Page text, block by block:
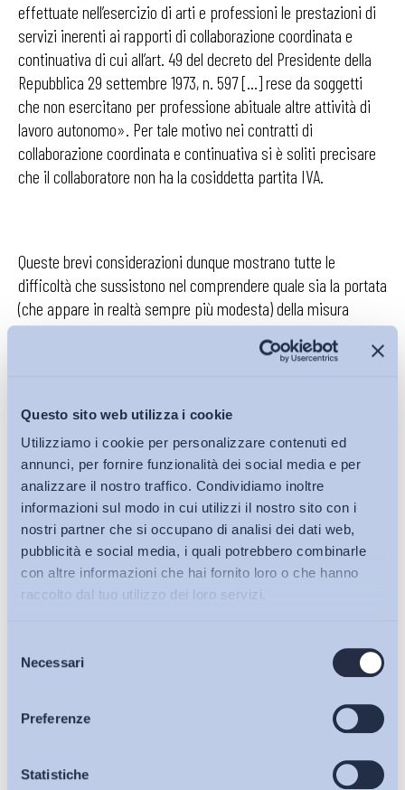
Questo sito web utilizza i cookie
Utilizziamo i cookie per personalizzare contenuti ed
annunci, per fornire funzionalità dei social media e per
analizzare il nostro traffico. Condividiamo inoltre
informazioni sul modo in cui utilizzi il nostro sito con i
nostri partner che si occupano di analisi dei dati web,
pubblicità e social media, i quali potrebbero combinarle
con altre informazioni che hai fornito loro o che hanno
raccolto dal tuo utilizzo dei loro servizi.
delNecessari
Preferenze
Statistiche
Bollettini ADAPT
Articoli
Osservatori
effettuate nell’esercizio di arti e professioni le prestazioni di
servizi inerenti ai rapporti di collaborazione coordinata e
continuativa di cui all’art. 49 del decreto del Presidente della
Repubblica 29 settembre 1973, n. 597 […] rese da soggetti
che non esercitano per professione abituale altre attività di
lavoro autonomo». Per tale motivo nei contratti di
collaborazione coordinata e continuativa si è soliti precisare
che il collaboratore non ha la cosiddetta partita IVA.
Queste brevi considerazioni dunque mostrano tutte le
difficoltà che sussistono nel comprendere quale sia la portata
(che appare in realtà sempre più modesta) della misura
sull’equo compenso recentemente varata in Parlamento e
rispetto alla quale il Legislatore dovrà essere in grado di
Federica Capponi
Scuola di dottorato in Formazione della persona e mercato del
lavoro
Università degli Studi di Bergamo
Scarica ilPDF